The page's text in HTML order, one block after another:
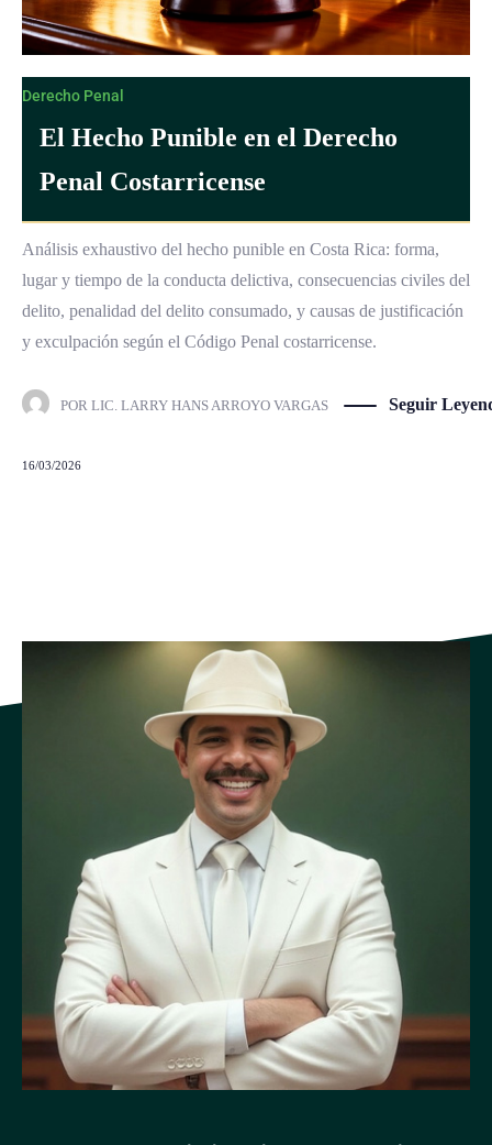
Derecho Penal
El Hecho Punible en el Derecho
Penal Costarricense
Análisis exhaustivo del hecho punible en Costa Rica: forma,
lugar y tiempo de la conducta delictiva, consecuencias civiles del
delito, penalidad del delito consumado, y causas de justificación
y exculpación según el Código Penal costarricense.
POR LIC. LARRY HANS ARROYO VARGAS Seguir
16/03/2026